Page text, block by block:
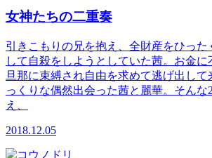
女神たちの二重奏
引きこもりの兄を抱え、全財産をひっ
して自殺をしようとしていた茜。お金
旦那に束縛され自由を求めて逃げ出し
っくりな偶然出会った茜と麗華。そんな
え、
2018.12.05